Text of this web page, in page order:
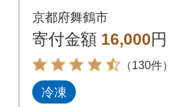
焼肉 肉 大トロホルモ
ン 1kg 自家製西京味
噌焼き
京都府舞鶴市
寄付金額 16,000円
（130件）
冷凍